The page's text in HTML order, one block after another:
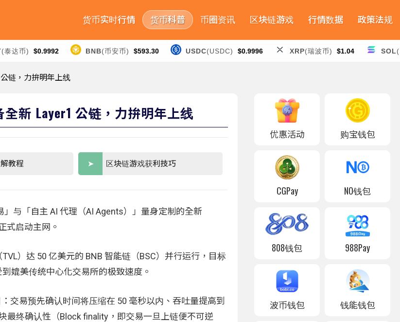
货币实时行情 货币科普 币圈资讯 区块链游戏 行情数据 政策法规
(泰达币) $0.9992 BNB(币安币) $593.30 USDC(USDC) $0.9996 XRP(瑞波币) $1.04 SOL
链，力拚明年上线
新 Layer1 公链，力拚明年上线
教程 区块链游戏获利技巧
与「自主 AI 代理（AI Agents）」量身定制的全新
式启动主网。
）达 50 亿美元的 BNB 智能链（BSC）并行运行，目标
媲美传统中心化交易所的极致速度。
交易预先确认时间将压缩在 50 毫秒以内、吞吐量提高到
最终确认性（Block finality，即交易一旦上链便不可逆
优惠活动 购宝钱包
CGPay NO钱包
808钱包 988Pay
波币钱包 钱能钱包